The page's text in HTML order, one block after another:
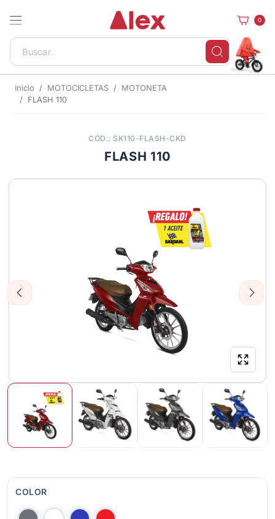
0
Inicio MOTOCICLETAS
MOTONETA
FLASH 110
CÓD.: SK110-FLASH-CKD
FLASH 110
Previous Next
COLOR